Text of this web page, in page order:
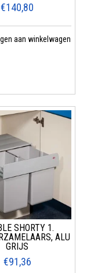
€140,80
aan winkelwagen
SHORTY 1.
ALU
GRIJS
€91,36